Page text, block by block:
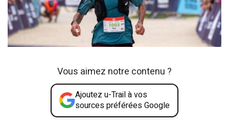
Vous aimez notre contenu ?
Ajoutez u-Trail à vos
sources préférées Google